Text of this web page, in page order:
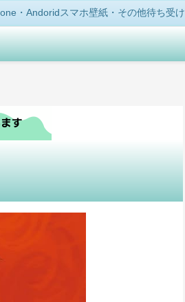
・Andoridスマホ壁紙・その他待ち受け